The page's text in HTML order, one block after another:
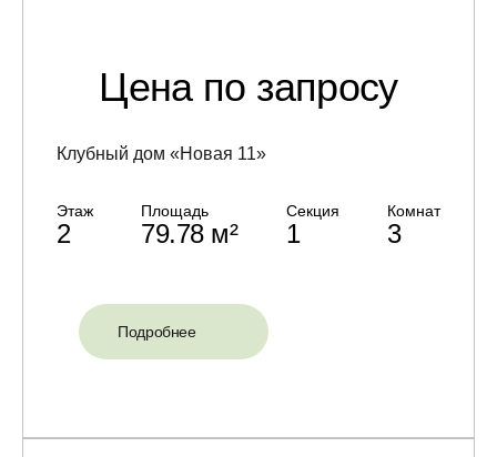
Цена по запросу
Клубный дом «Новая 11»
Этаж
2
Площадь
79.78 м²
Секция
1
Комнат
3
Подробнее